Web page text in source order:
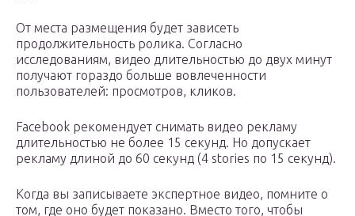
От места размещения будет зависеть
продолжительность ролика. Согласно
исследованиям, видео длительностью до двух минут
получают гораздо больше вовлеченности
пользователей: просмотров, кликов.
Facebook рекомендует снимать видео рекламу
длительностью не более 15 секунд. Но допускает
рекламу длиной до 60 секунд (4 stories по 15 секунд).
Когда вы записываете экспертное видео, помните о
том, где оно будет показано. Вместо того, чтобы